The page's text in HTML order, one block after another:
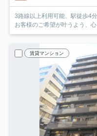
3路線以上利用可能、駅徒歩4分の好立地！ 東京都
お客様のご希望が叶うよう、
賃貸マンション